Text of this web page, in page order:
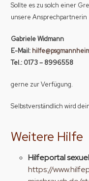
Sollte es zu solch einer
unsere Ansprechpartnerin
Gabriele Widmann
E-Mail:
Tel.: 0173 – 8996558
gerne zur Verfügung.
Selbstverständlich wird
Weitere Hilfe
Hilfeportal
https://